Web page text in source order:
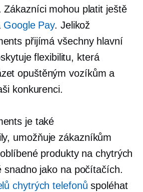
Zákazníci mohou platit ještě
Google Pay. Jelikož
přijímá všechny hlavní
flexibilitu, která
opuštěným vozíkům a
konkurenci.
je také
umožňuje zákazníkům
produkty na chytrých
snadno jako na počítačích.
chytrých telefonů spoléhat